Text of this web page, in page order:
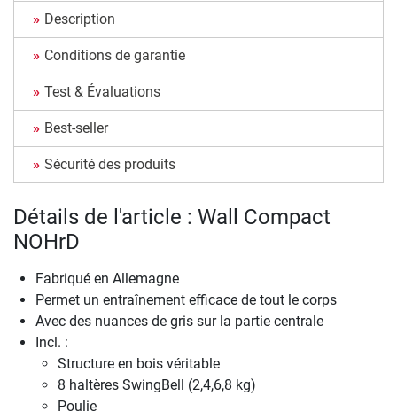
Description
Conditions de garantie
Test & Évaluations
Best-seller
Sécurité des produits
Détails de l'article : Wall Compact
NOHrD
Fabriqué en Allemagne
Permet un entraînement efficace de tout le corps
Avec des nuances de gris sur la partie centrale
Incl. :
Structure en bois véritable
8 haltères SwingBell (2,4,6,8 kg)
Poulie